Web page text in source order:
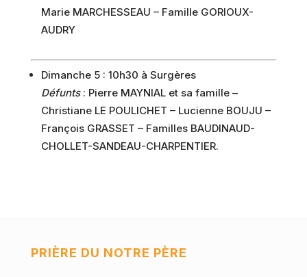
Marie MARCHESSEAU – Famille GORIOUX-
AUDRY
Dimanche 5 : 10h30 à Surgères
Défunts: Pierre MAYNIAL et sa famille –
Christiane LE POULICHET – Lucienne BOUJU –
François GRASSET – Familles BAUDINAUD-
CHOLLET-SANDEAU-CHARPENTIER.
PRIÈRE DU NOTRE PÈRE